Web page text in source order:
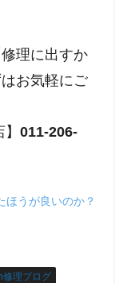
理に出すか
お気軽にご
】011-206-
ほうが良いのか？
修理ブログ